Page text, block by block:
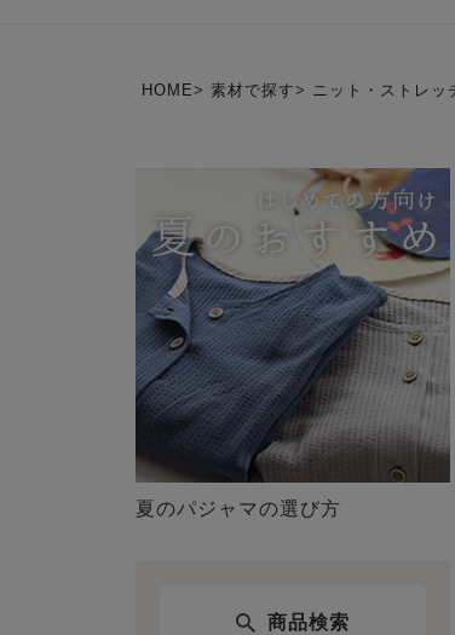
HOME 素材で探す ニット・ストレッ
夏のパジャマの選び方
商品検索